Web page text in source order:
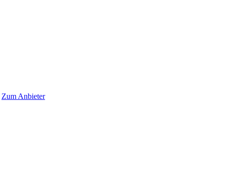
Zum Anbieter